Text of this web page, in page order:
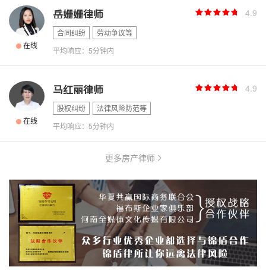
在线
4.9
岳姗姗律师
合同纠纷
劳动争议等
平均响应：5分钟内
在线
4.9
马红丽律师
股权纠纷
法律风险防范等
平均响应：5分钟内
更多房产律师